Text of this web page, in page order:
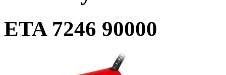
ETA 7246 90000